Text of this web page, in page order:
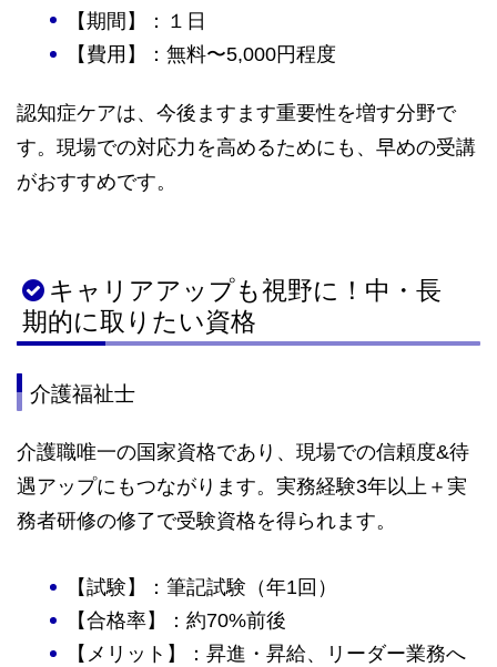
【期間】：１日
【費用】：無料〜5,000円程度
認知症ケアは、今後ますます重要性を増す分野で
す。現場での対応力を高めるためにも、早めの受講
がおすすめです。
キャリアアップも視野に！中・長
期的に取りたい資格
介護福祉士
介護職唯一の国家資格であり、現場での信頼度&待
遇アップにもつながります。実務経験3年以上＋実
務者研修の修了で受験資格を得られます。
【試験】：筆記試験（年1回）
【合格率】：約70%前後
【メリット】：昇進・昇給、リーダー業務へ